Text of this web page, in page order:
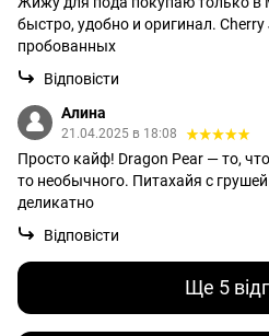
быстро, удобно и оригинал.
пробованных
Відповісти
Алина
21.04.2025 в 18:08
Просто кайф! Dragon Pear — то,
то необычного. Питахайя с
деликатно
Відповісти
Ще 5